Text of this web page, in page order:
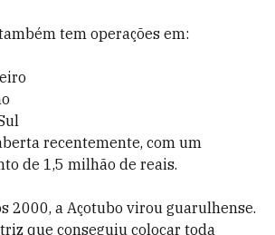
tem operações em:
recentemente, com um
de 1,5 milhão de reais.
2000, a Açotubo virou guarulhense.
que conseguiu colocar toda